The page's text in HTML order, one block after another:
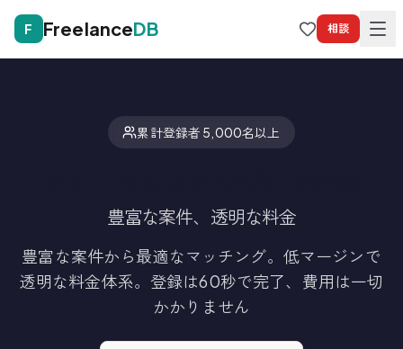
F FreelanceDB 相談
累計登録者 5,000名以上
豊富な案件、透明な料金
豊富な案件から最適なマッチング。低マージンで
透明な料金体系。 登録は60秒で完了、費用は一切
かかりません